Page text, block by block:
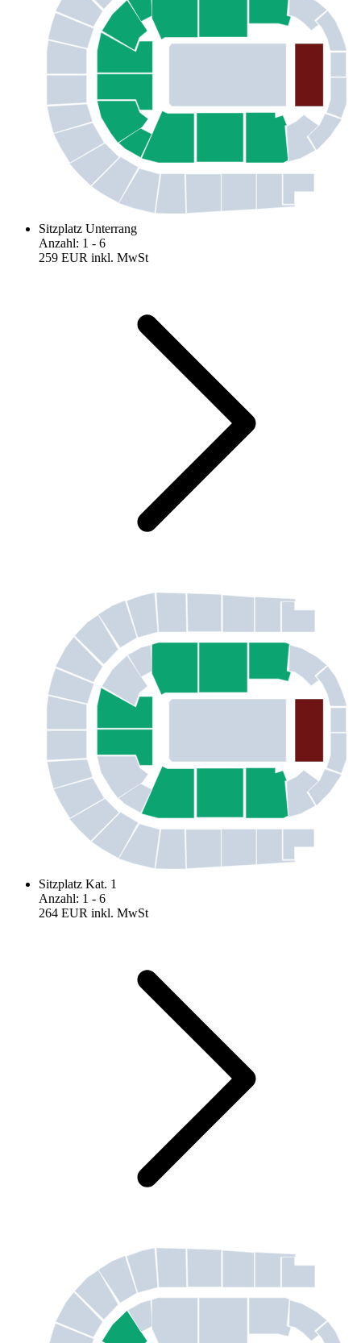
Sitzplatz Unterrang
Anzahl: 1 - 6
259 EUR inkl. MwSt
Sitzplatz Kat. 1
Anzahl: 1 - 6
264 EUR inkl. MwSt